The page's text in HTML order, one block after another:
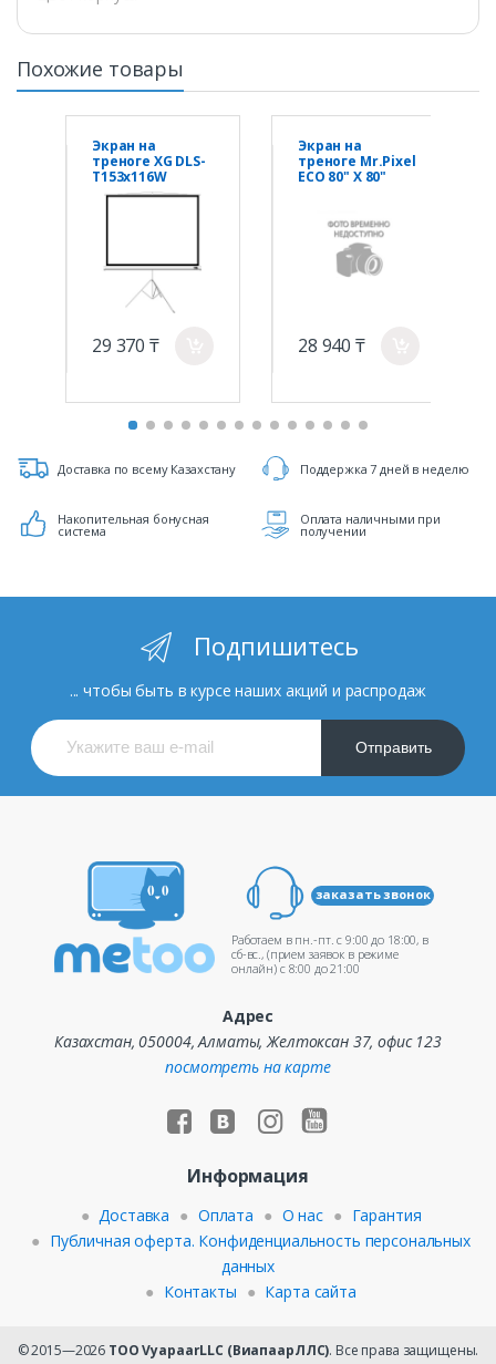
Похожие товары
Экран на
треноге XG DLS-
T153x116W
(60"х45"), Ø - 75",
29 370 ₸
Экран на
треноге Mr.Pixel
ECO 80" X 80"
28 940 ₸
Доставка по всему Казахстану Поддержка 7 дней в неделю
Накопительная бонусная
система
Оплата наличными при
получении
Подпишитесь
... чтобы быть в курсе наших акций и распродаж
Отправить
заказать звонок
Работаем в пн.-пт. c 9:00 до 18:00, в
сб-вс., (прием заявок в режиме
онлайн) c 8:00 до 21:00
Адрес
Казахстан, 050004, Алматы, Желтоксан 37, офис 123
посмотреть на карте
Информация
Доставка Оплата О нас
Гарантия
Публичная оферта. Конфиденциальность персональных
данных
Контакты
Карта сайта
© 2015—2026 ТОО VyapaarLLC (ВиапаарЛЛС). Все права защищены.